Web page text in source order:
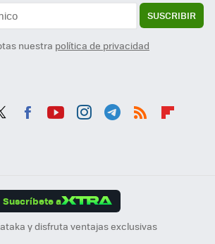
SUSCRIBIR
nuestra política de privacidad
Suscríbete a
y disfruta ventajas exclusivas